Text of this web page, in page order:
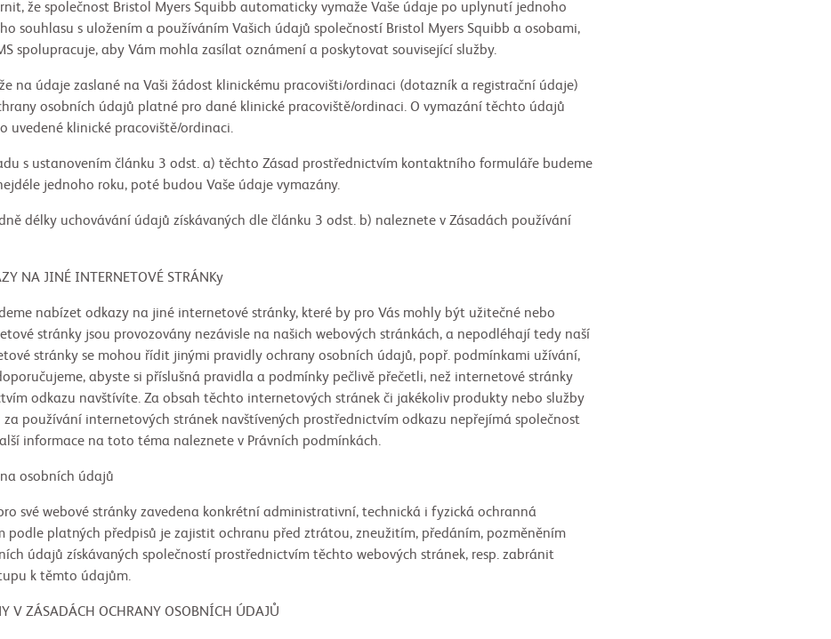
že společnost Bristol Myers Squibb automaticky vymaže Vaše údaje po uplynutí jednoho
souhlasu s uložením a používáním Vašich údajů společností Bristol Myers Squibb a osobami,
spolupracuje, aby Vám mohla zasílat oznámení a poskytovat související služby.
na údaje zaslané na Vaši žádost klinickému pracovišti/ordinaci (dotazník a registrační údaje)
osobních údajů platné pro dané klinické pracoviště/ordinaci. O vymazání těchto údajů
uvedené klinické pracoviště/ordinaci.
s ustanovením článku 3 odst. a) těchto Zásad prostřednictvím kontaktního formuláře budeme
jednoho roku, poté budou Vaše údaje vymazány.
délky uchovávání údajů získávaných dle článku 3 odst. b) naleznete v Zásadách používání
INTERNETOVÉ STRÁNKy
nabízet odkazy na jiné internetové stránky, které by pro Vás mohly být užitečné nebo
stránky jsou provozovány nezávisle na našich webových stránkách, a nepodléhají tedy naší
stránky se mohou řídit jinými pravidly ochrany osobních údajů, popř. podmínkami užívání,
abyste si příslušná pravidla a podmínky pečlivě přečetli, než internetové stránky
odkazu navštívíte. Za obsah těchto internetových stránek či jakékoliv produkty nebo služby
používání internetových stránek navštívených prostřednictvím odkazu nepřejímá společnost
informace na toto téma naleznete v Právních podmínkách.
údajů
své webové stránky zavedena konkrétní administrativní, technická i fyzická ochranná
podle platných předpisů je zajistit ochranu před ztrátou, zneužitím, předáním, pozměněním
údajů získávaných společností prostřednictvím těchto webových stránek, resp. zabránit
k těmto údajům.
OCHRANY OSOBNÍCH ÚDAJŮ